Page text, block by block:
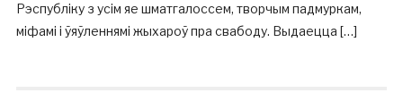
Рэспубліку з усім яе шматгалоссем, творчым падмуркам,
міфамі і ўяўленнямі жыхароў пра свабоду. Выдаецца […]